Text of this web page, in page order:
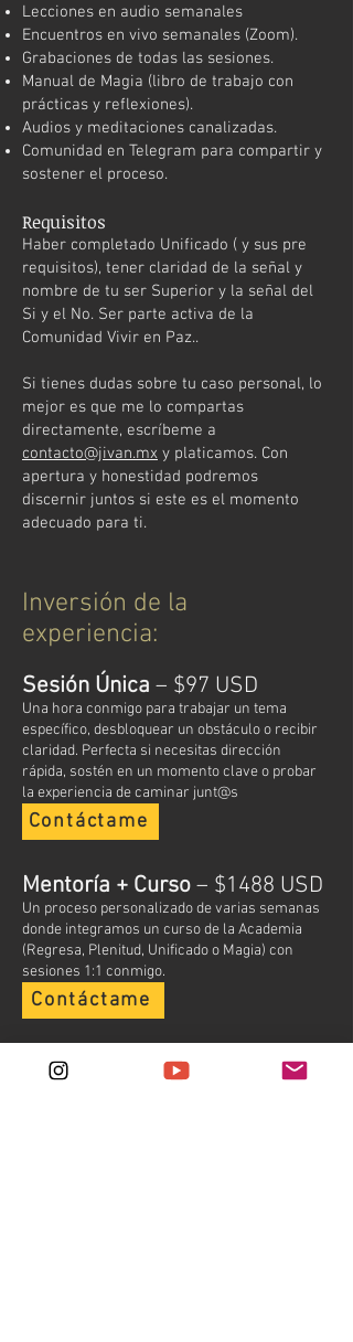
Lecciones en audio semanales
Encuentros en vivo semanales (Zoom).
Grabaciones de todas las sesiones.
Manual de Magia (libro de trabajo con
prácticas y reflexiones).
Audios y meditaciones canalizadas.
Comunidad en Telegram para compartir y
sostener el proceso.
Requisitos
Haber completado Unificado ( y sus pre
requisitos), tener claridad de la señal y
nombre de tu ser Superior y la señal del
Si y el No. Ser parte activa de la
Comunidad Vivir en Paz..
Si tienes dudas sobre tu caso personal, lo
mejor es que me lo compartas
directamente, escríbeme a
contacto@jivan.mx y platicamos. Con
apertura y honestidad podremos
discernir juntos si este es el momento
adecuado para ti.
Inversión de la
experiencia:
Sesión Única – $97 USD
Una hora conmigo para trabajar un tema
específico, desbloquear un obstáculo o recibir
claridad. Perfecta si necesitas dirección
rápida, sostén en un momento clave o probar
la experiencia de caminar junt@s
Contáctame
Mentoría + Curso – $1488 USD
Un proceso personalizado de varias semanas
donde integramos un curso de la Academia
(Regresa, Plenitud, Unificado o Magia) con
sesiones 1:1 conmigo.
Contáctame
Mentoría Anual –$2222 USD